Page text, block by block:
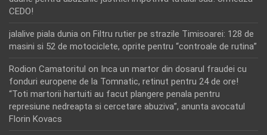
CEDO!
jalalive piala dunia on Filtru rutier pe strazile Timisoarei: 128 de
masini si 52 de motociclete, oprite pentru “controale de rutina”
Rodion Camatoritul on Inca un martor din dosarul fraudei cu
fonduri europene de la Tomnatic, retinut pentru 24 de ore!
“Toti martorii hartuiti au facut plangere penala pentru
represiune nedreapta si cercetare abuziva”, anunta avocatul
Florin Kovacs